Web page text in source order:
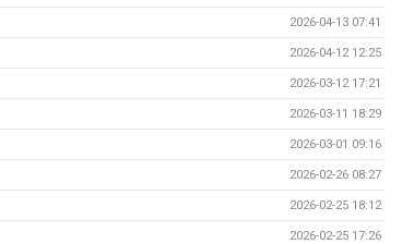
2026-04-13 07:41
2026-04-12 12:25
2026-03-12 17:21
2026-03-11 18:29
2026-03-01 09:16
2026-02-26 08:27
2026-02-25 18:12
2026-02-25 17:26